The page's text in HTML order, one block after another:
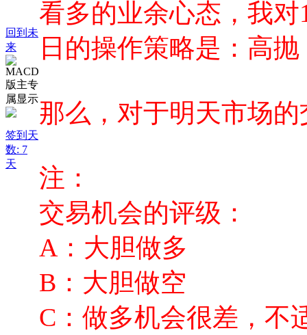
回到未
来
签到天
数: 7
天
看多的业余心态，我
日的操作策略是：高
那么，对于明天市场
注：
交易机会的评级：
A：大胆做多
B：大胆做空
C：做多机会很差，不